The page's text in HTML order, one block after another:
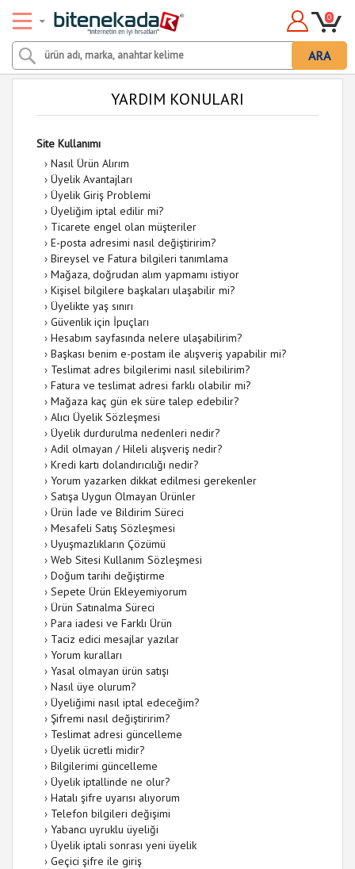
ARA
0
YARDIM KONULARI
Site Kullanımı
› Nasıl Ürün Alırım
› Üyelik Avantajları
› Üyelik Giriş Problemi
› Üyeliğim iptal edilir mi?
› Ticarete engel olan müşteriler
› E-posta adresimi nasıl değiştiririm?
› Bireysel ve Fatura bilgileri tanımlama
› Mağaza, doğrudan alım yapmamı istiyor
› Kişisel bilgilere başkaları ulaşabilir mi?
› Üyelikte yaş sınırı
› Güvenlik için İpuçları
› Hesabım sayfasında nelere ulaşabilirim?
› Başkası benim e-postam ile alışveriş yapabilir mi?
› Teslimat adres bilgilerimi nasıl silebilirim?
› Fatura ve teslimat adresi farklı olabilir mi?
› Mağaza kaç gün ek süre talep edebilir?
› Alıcı Üyelik Sözleşmesi
› Üyelik durdurulma nedenleri nedir?
› Adil olmayan / Hileli alışveriş nedir?
› Kredi kartı dolandırıcılığı nedir?
› Yorum yazarken dikkat edilmesi gerekenler
› Satışa Uygun Olmayan Ürünler
› Ürün İade ve Bildirim Süreci
› Mesafeli Satış Sözleşmesi
› Uyuşmazlıkların Çözümü
› Web Sitesi Kullanım Sözleşmesi
› Doğum tarihi değiştirme
› Sepete Ürün Ekleyemiyorum
› Ürün Satınalma Süreci
› Para iadesi ve Farklı Ürün
› Taciz edici mesajlar yazılar
› Yorum kuralları
› Yasal olmayan ürün satışı
› Nasıl üye olurum?
› Üyeliğimi nasıl iptal edeceğim?
› Şifremi nasıl değiştiririm?
› Teslimat adresi güncelleme
› Üyelik ücretli midir?
› Bilgilerimi güncelleme
› Üyelik iptallinde ne olur?
› Hatalı şifre uyarısı alıyorum
› Telefon bilgileri değişimi
› Yabancı uyruklu üyeliği
› Üyelik iptali sonrası yeni üyelik
› Geçici şifre ile giriş